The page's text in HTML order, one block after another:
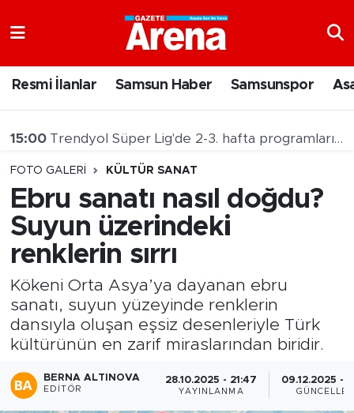
Resmi İlanlar Samsun Haber Samsunspor
FOTO GALERI KÜLTÜR SANAT
Ebru sanatı nasıl doğdu?
Suyun üzerindeki
renklerin sırrı
Kökeni Orta Asya’ya dayanan ebru
sanatı, suyun yüzeyinde renklerin
dansıyla oluşan eşsiz desenleriyle Türk
kültürünün en zarif miraslarından biridir.
BERNA ALTINOVA
EDITÖR
28.10.2025 - 21:47
YAYINLANMA
09.12.2025 -
Samsun Namaz Vakitleri
Süper Lig Puan Durumu ve Fikstür
Tüm Manşetler
Son Dakika Haberleri
Haber Arşivi